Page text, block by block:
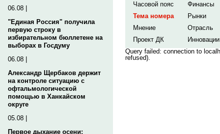
06.08 |
"Единая Россия" получила
первую строку в
избирательном бюллетене на
выборах в Госдуму
06.08 |
Александр Щербаков держит
на контроле ситуацию с
офтальмологической
помощью в Ханкайском
округе
05.08 |
Первое дыхание осени:
Часовой пояс
Финансы
Тема номера
Рынки
Мнение
Отрасль
Проект ДК
Инновации
Query failed: connection to
refused).